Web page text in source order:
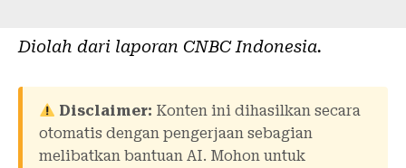
Diolah dari laporan CNBC Indonesia.
Disclaimer: Konten ini dihasilkan secara
otomatis dengan pengerjaan sebagian
melibatkan bantuan AI. Mohon untuk